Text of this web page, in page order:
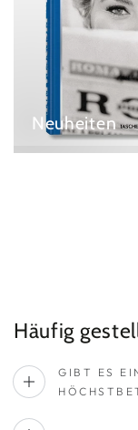
Neuheiten
Häufig
GIBT ES